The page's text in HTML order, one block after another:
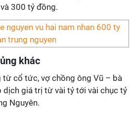
300 tỷ đồng.
khác
từ cổ tức, vợ chồng ông Vũ – bà
dịch giá trị từ vài tỷ tới vài chục tỷ
Nguyên.